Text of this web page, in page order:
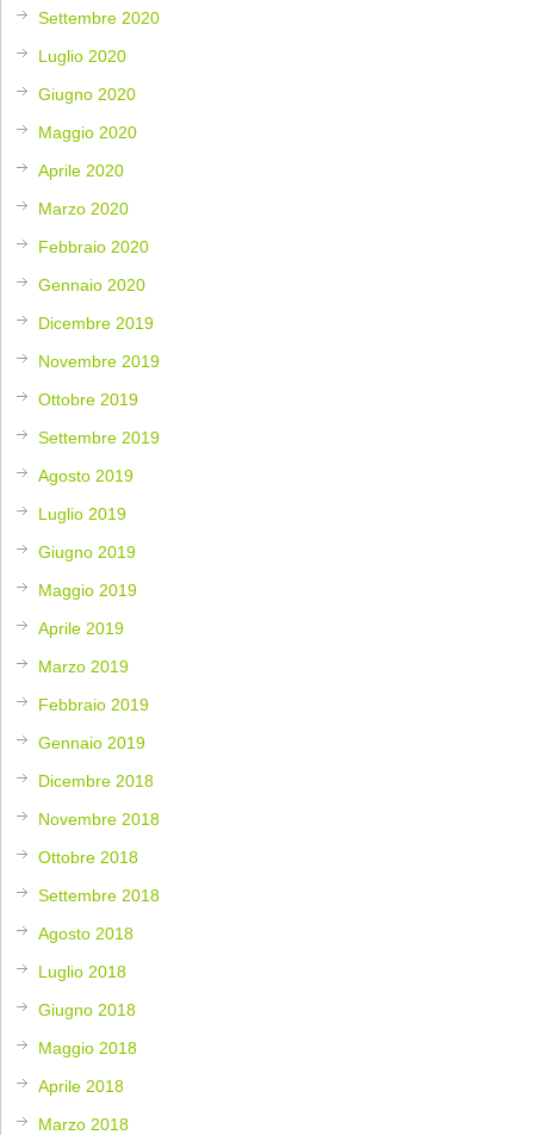
Settembre 2020
Luglio 2020
Giugno 2020
Maggio 2020
Aprile 2020
Marzo 2020
Febbraio 2020
Gennaio 2020
Dicembre 2019
Novembre 2019
Ottobre 2019
Settembre 2019
Agosto 2019
Luglio 2019
Giugno 2019
Maggio 2019
Aprile 2019
Marzo 2019
Febbraio 2019
Gennaio 2019
Dicembre 2018
Novembre 2018
Ottobre 2018
Settembre 2018
Agosto 2018
Luglio 2018
Giugno 2018
Maggio 2018
Aprile 2018
Marzo 2018